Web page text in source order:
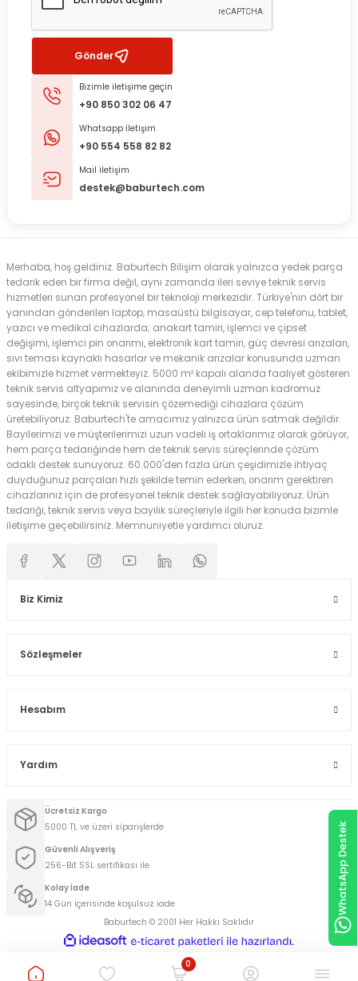
Gönder
Bizimle iletişime geçin
+90 850 302 06 47
Whatsapp İletişim
+90 554 558 82 82
Mail iletişim
destek@baburtech.com
Merhaba, hoş geldiniz. Baburtech Bilişim olarak yalnızca yedek parça
tedarik eden bir firma değil, aynı zamanda ileri seviye teknik servis
hizmetleri sunan profesyonel bir teknoloji merkezidir. Türkiye'nin dört bir
yanından gönderilen laptop, masaüstü bilgisayar, cep telefonu, tablet,
yazıcı ve medikal cihazlarda; anakart tamiri, işlemci ve çipset
değişimi, işlemci pin onarımı, elektronik kart tamiri, güç devresi arızaları,
sıvı teması kaynaklı hasarlar ve mekanik arızalar konusunda uzman
ekibimizle hizmet vermekteyiz. 5000 m² kapalı alanda faaliyet gösteren
teknik servis altyapımız ve alanında deneyimli uzman kadromuz
sayesinde, birçok teknik servisin çözemediği cihazlara çözüm
üretebiliyoruz. Baburtech'te amacımız yalnızca ürün satmak değildir.
Bayilerimizi ve müşterilerimizi uzun vadeli iş ortaklarımız olarak görüyor,
hem parça tedariğinde hem de teknik servis süreçlerinde çözüm
odaklı destek sunuyoruz. 60.000'den fazla ürün çeşidimizle ihtiyaç
duyduğunuz parçaları hızlı şekilde temin ederken, onarım gerektiren
cihazlarınız için de profesyonel teknik destek sağlayabiliyoruz. Ürün
tedariği, teknik servis veya bayilik süreçleriyle ilgili her konuda bizimle
iletişime geçebilirsiniz. Memnuniyetle yardımcı oluruz.
Biz Kimiz
Sözleşmeler
Hesabım
Yardım
Ücretsiz Kargo
5000 TL ve üzeri siparişlerde
Güvenli Alışveriş
256-Bit SSL sertifikası ile
Kolay İade
14 Gün içerisinde koşulsuz iade
Baburtech © 2001 Her Hakkı Saklıdır
WhatsApp Destek
0
ideasoft
e-
paketleri